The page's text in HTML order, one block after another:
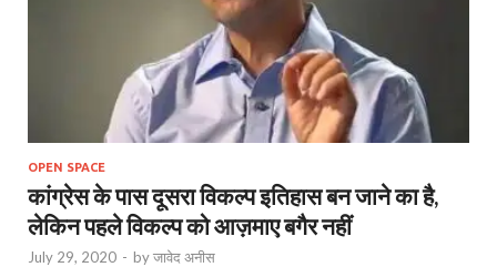
OPEN SPACE
कांग्रेस के पास दूसरा विकल्प इतिहास बन जाने का है,
लेकिन पहले विकल्प को आज़माए बगैर नहीं
July 29, 2020 - byजावेद अनीस